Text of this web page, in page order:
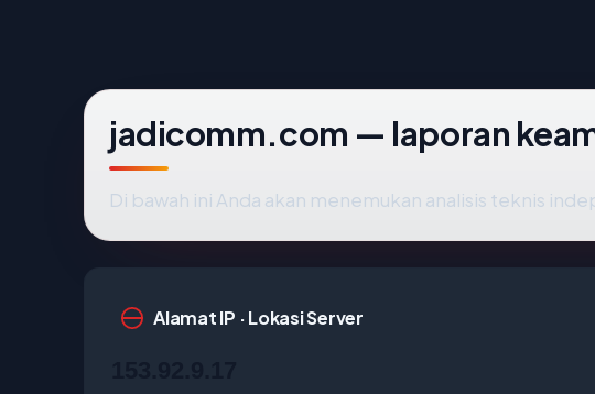
jadicomm.com — laporan
Di bawah ini Anda akan menemukan analisis teknis
Alamat IP · Lokasi Server